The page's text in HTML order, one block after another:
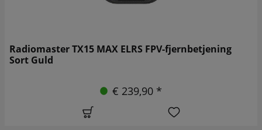
Radiomaster TX15 MAX ELRS FPV-fjernbetjening
Sort Guld
€ 239,90 *